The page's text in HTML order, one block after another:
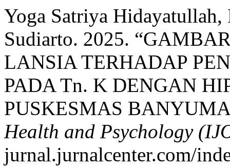
Yoga Satriya Hidayatullah,
Sudiarto. 2025.
LANSIA TERHADAP
PADA Tn. K DENGAN
PUSKESMAS
Health and Psychology
jurnal.jurnalcenter.com/